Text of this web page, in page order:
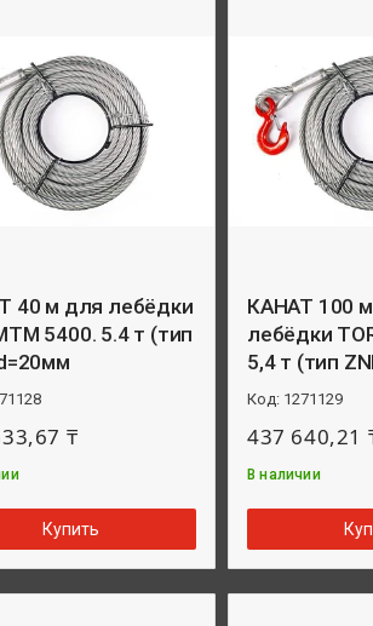
40 м для лебёдки
5400. 5.4 т (тип
₸
Купить
КАНАТ 100
лебёдки
5,4 т (тип
1271129
437 640,21
В наличии